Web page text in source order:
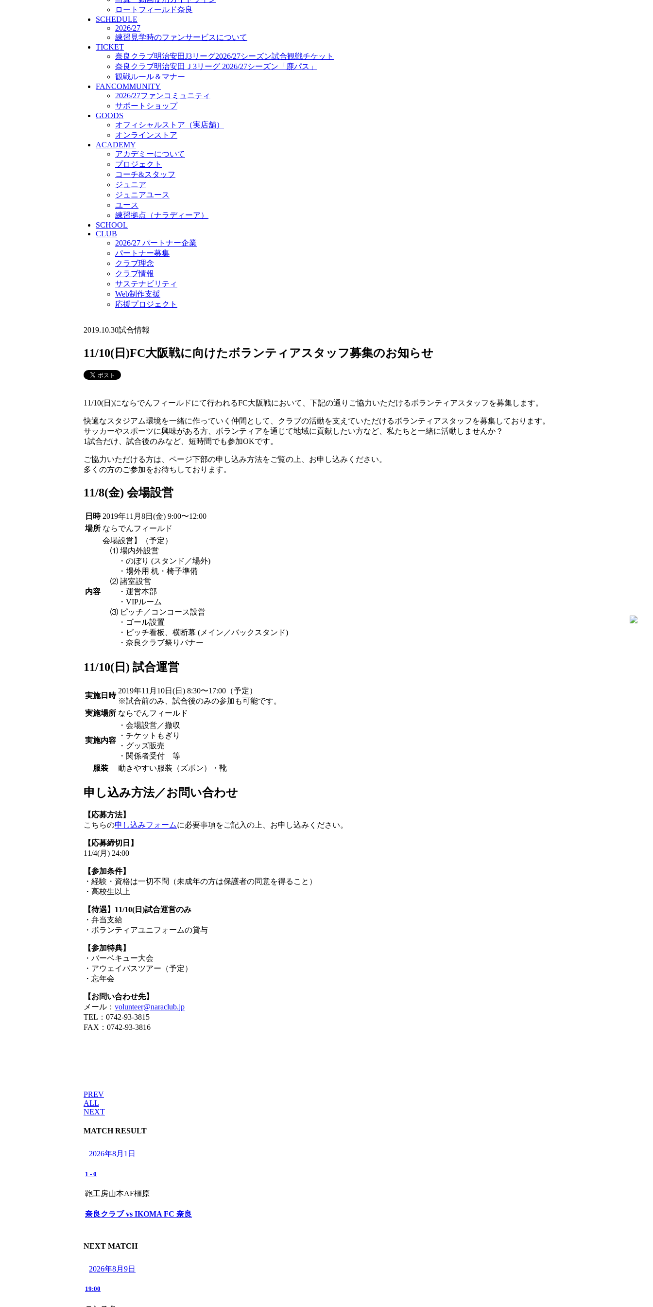
プロジェクト
コーチ&スタッフ
ジュニア
ジュニアユース
ユース
練習拠点（ナラディーア）
SCHOOL
CLUB
2026/27 パートナー企業
パートナー募集
クラブ理念
クラブ情報
サステナビリティ
Web制作支援
応援プロジェクト
ロートフィールド奈良
SCHEDULE
2026/27
練習見学時のファンサービスについて
TICKET
奈良クラブ明治安田J3リーグ2026/27シーズン試合観戦チケット
奈良クラブ明治安田Ｊ3リーグ 2026/27シーズン「鹿パス」
観戦ルール＆マナー
FANCOMMUNITY
2026/27ファンコミュニティ
サポートショップ
GOODS
オフィシャルストア（実店舗）
オンラインストア
ACADEMY
アカデミーについて
プロジェクト
コーチ&スタッフ
ジュニア
ジュニアユース
ユース
練習拠点（ナラディーア）
SCHOOL
CLUB
2026/27 パートナー企業
パートナー募集
クラブ理念
クラブ情報
サステナビリティ
Web制作支援
応援プロジェクト
2019.10.30試合情報
11/10(日)FC大阪戦に向けたボランティアスタッフ募集のお知らせ
11/10(日)にならでんフィールドにて行われるFC大阪戦において、下記の通りご協力いただけるボランティアスタッフを募集します。
快適なスタジアム環境を一緒に作っていく仲間として、クラブの活動を支えていただけるボランティアスタッフを募集しております。
サッカーやスポーツに興味がある方、ボランティアを通じて地域に貢献したい方など、私たちと一緒に活動しませんか？
1試合だけ、試合後のみなど、短時間でも参加OKです。
ご協力いただける方は、ページ下部の申し込み方法をご覧の上、お申し込みください。
多くの方のご参加をお待ちしております。
11/8(金) 会場設営
日時 2019年11月8日(金) 9:00〜12:00
場所 ならでんフィールド
内容
会場設営】（予定）
⑴ 場内外設営
・のぼり (スタンド／場外)
・場外用 机・椅子準備
⑵ 諸室設営
・運営本部
・VIPルーム
⑶ ピッチ／コンコース設営
・ゴール設置
・ピッチ看板、横断幕 (メイン／バックスタンド)
・奈良クラブ祭りバナー
11/10(日) 試合運営
実施日時
2019年11月10日(日) 8:30〜17:00（予定）
※試合前のみ、試合後のみの参加も可能です。
実施場所 ならでんフィールド
実施内容
・会場設営／撤収
・チケットもぎり
・グッズ販売
・関係者受付 等
服装
動きやすい服装（ズボン）・靴
申し込み方法／お問い合わせ
【応募方法】
こちらの申し込みフォームに必要事項をご記入の上、お申し込みください。
【応募締切日】
11/4(月) 24:00
【参加条件】
・経験・資格は一切不問（未成年の方は保護者の同意を得ること）
・高校生以上
【待遇】11/10(日)試合運営のみ
・弁当支給
・ボランティアユニフォームの貸与
【参加特典】
・バーベキュー大会
・アウェイバスツアー（予定）
・忘年会
【お問い合わせ先】
メール： volunteer@naraclub.jp
TEL：0742-93-3815
FAX：0742-93-3816
PREV
ALL
NEXT
MATCH RESULT
2026年8月1日
1 - 0
鞄工房山本AF橿原
奈良クラブ vs IKOMA FC 奈良
NEXT MATCH
2026年8月9日
19:00